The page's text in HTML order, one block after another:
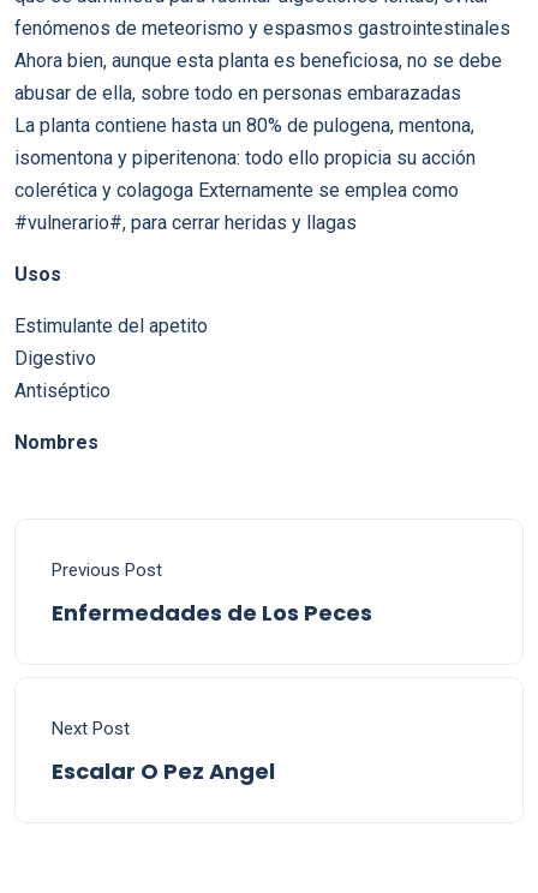
fenómenos de meteorismo y espasmos gastrointestinales
Ahora bien, aunque esta planta es beneficiosa, no se debe
abusar de ella, sobre todo en personas embarazadas
La planta contiene hasta un 80% de pulogena, mentona,
isomentona y piperitenona: todo ello propicia su acción
colerética y colagoga Externamente se emplea como
#vulnerario#, para cerrar heridas y llagas
Usos
Estimulante del apetito
Digestivo
Antiséptico
Nombres
Previous Post
Enfermedades de Los Peces
Next Post
Escalar O Pez Angel